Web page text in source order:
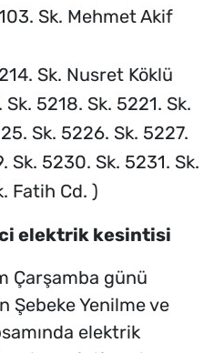
Sk. Mehmet Akif
Sk. Nusret Köklü
Sk. 5218. Sk. 5221. Sk.
Sk. 5226. Sk. 5227.
Sk. 5230. Sk. 5231. Sk.
Fatih Cd. )
elektrik kesintisi
Çarşamba günü
Şebeke Yenilme ve
elektrik